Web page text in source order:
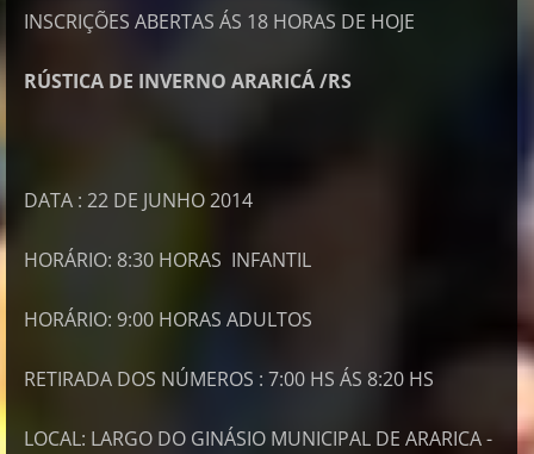
INSCRIÇÕES ABERTAS ÁS 18 HORAS DE HOJE
RÚSTICA DE INVERNO ARARICÁ /RS
DATA : 22 DE JUNHO 2014
HORÁRIO: 8:30 HORAS INFANTIL
HORÁRIO: 9:00 HORAS ADULTOS
RETIRADA DOS NÚMEROS : 7:00 HS ÁS 8:20 HS
LOCAL: LARGO DO GINÁSIO MUNICIPAL DE ARARICA -